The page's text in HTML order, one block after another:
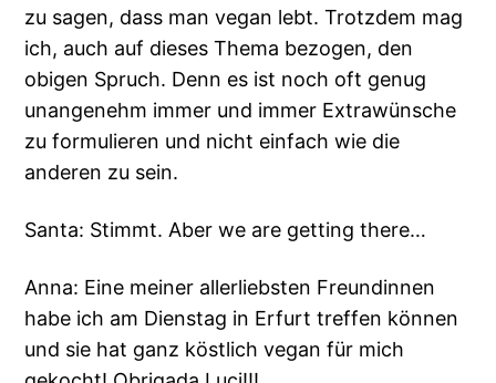
zu sagen, dass man vegan lebt. Trotzdem mag
ich, auch auf dieses Thema bezogen, den
obigen Spruch. Denn es ist noch oft genug
unangenehm immer und immer Extrawünsche
zu formulieren und nicht einfach wie die
anderen zu sein.
Santa: Stimmt. Aber we are getting there…
Anna: Eine meiner allerliebsten Freundinnen
habe ich am Dienstag in Erfurt treffen können
und sie hat ganz köstlich vegan für mich